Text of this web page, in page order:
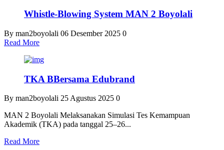
Whistle-Blowing System MAN 2 Boyolali
By man2boyolali 06 Desember 2025 0
Read More
TKA BBersama Edubrand
By man2boyolali 25 Agustus 2025 0
MAN 2 Boyolali Melaksanakan Simulasi Tes Kemampuan
Akademik (TKA) pada tanggal 25–26...
Read More